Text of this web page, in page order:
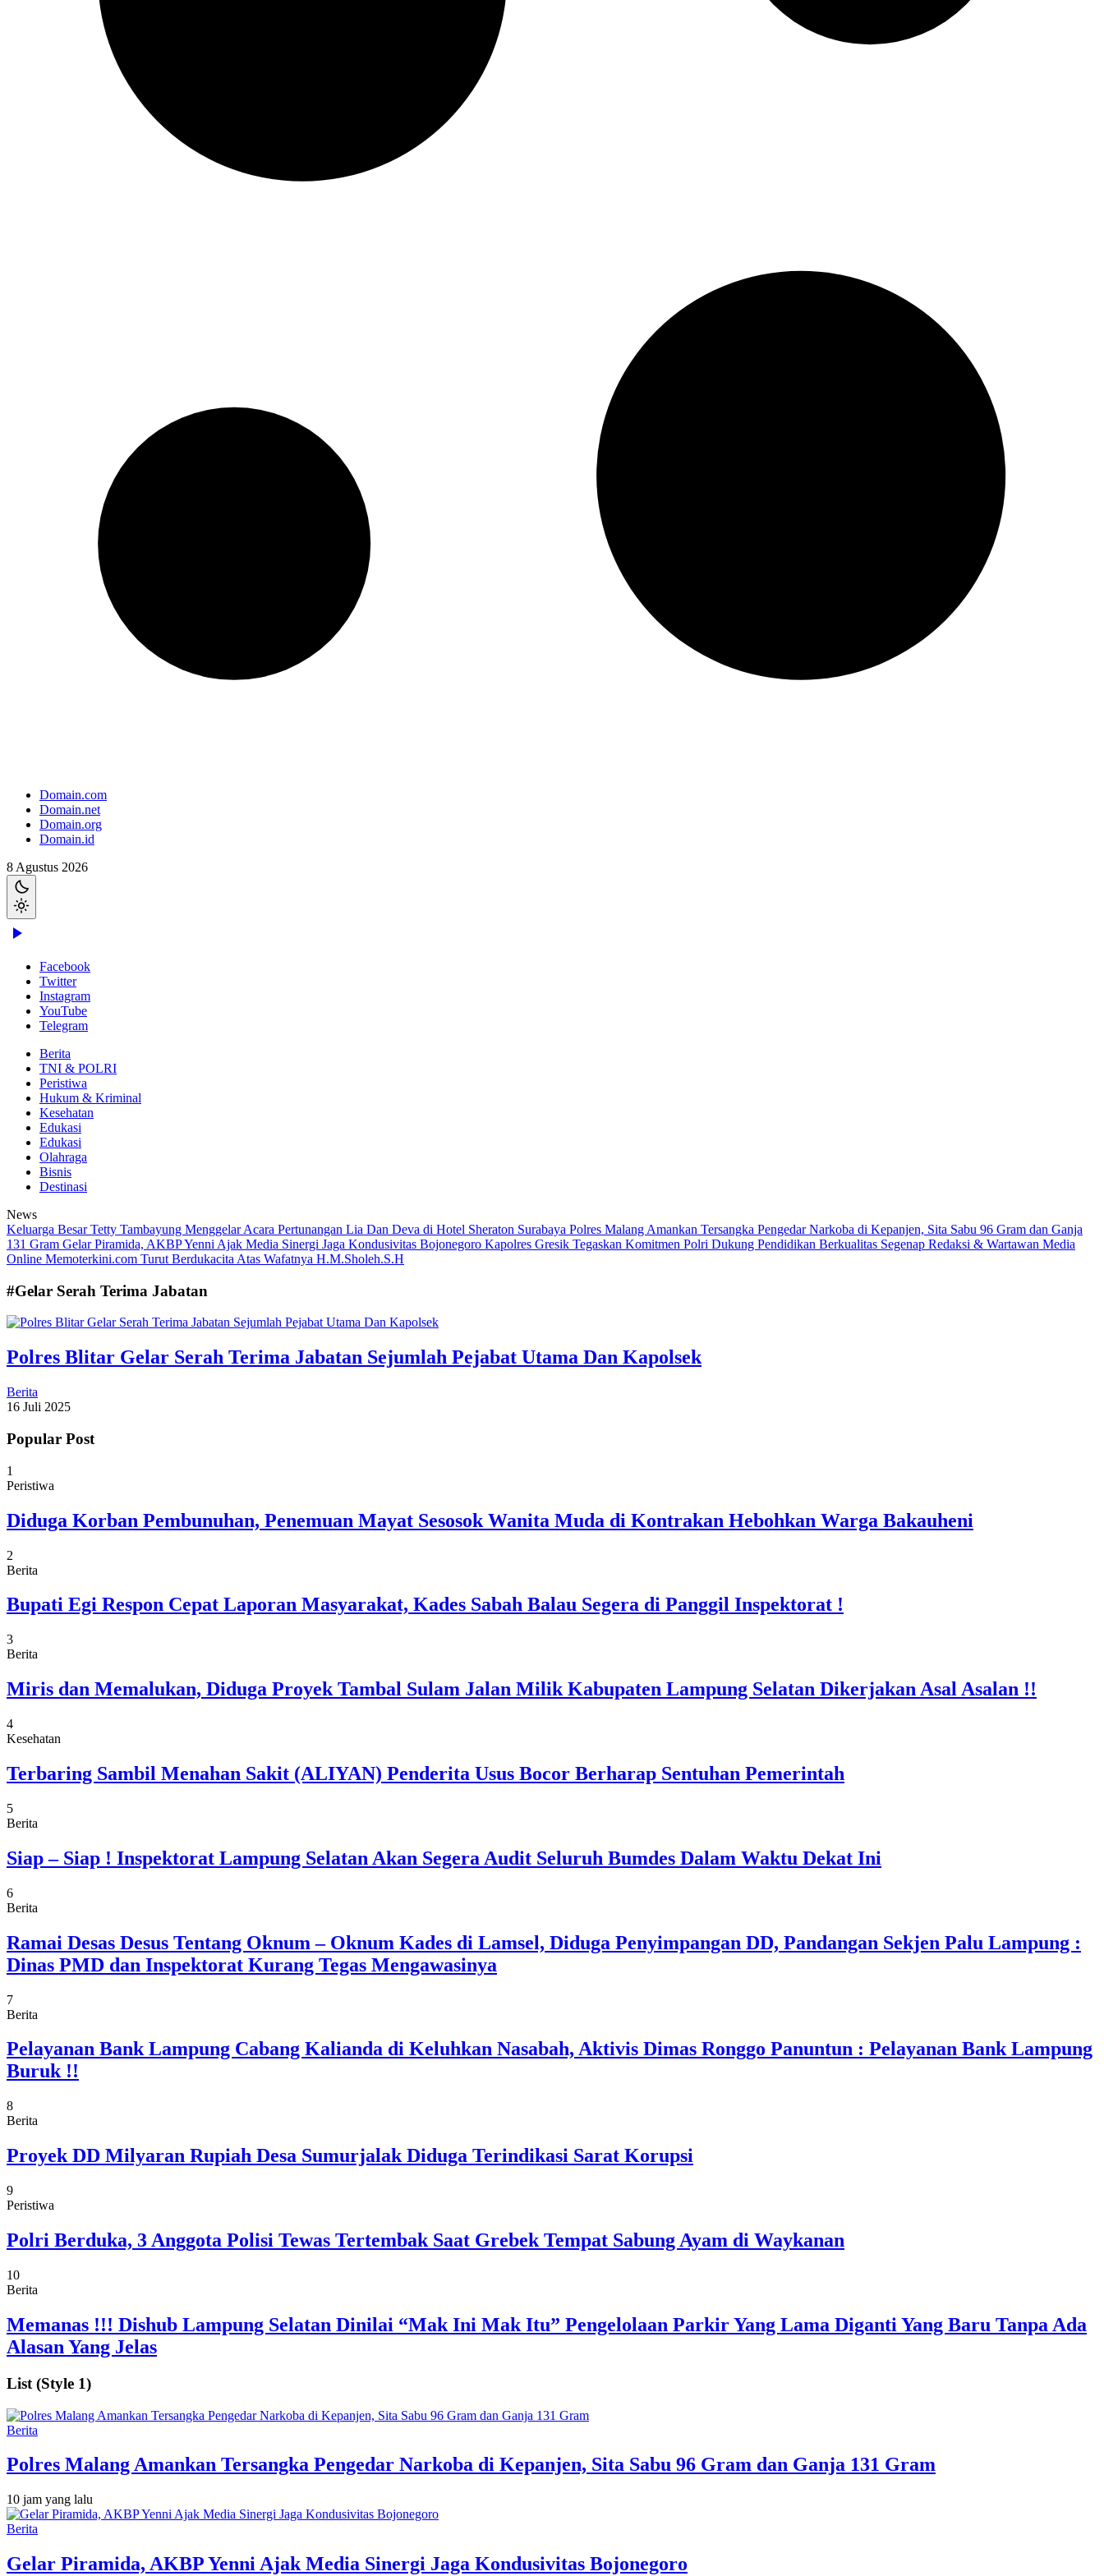
Domain.com
Domain.net
Domain.org
Domain.id
8 Agustus 2026
Facebook
Twitter
Instagram
YouTube
Telegram
Berita
TNI & POLRI
Peristiwa
Hukum & Kriminal
Kesehatan
Edukasi
Edukasi
Olahraga
Bisnis
Destinasi
News
Keluarga Besar Tetty Tambayung Menggelar Acara Pertunangan Lia Dan Deva di Hotel Sheraton Surabaya Polres Malang Amankan Tersangka Pengedar Narkoba di Kepanjen, Sita Sabu 96 Gram dan Ganja
131 Gram Gelar Piramida, AKBP Yenni Ajak Media Sinergi Jaga Kondusivitas Bojonegoro Kapolres Gresik Tegaskan Komitmen Polri Dukung Pendidikan Berkualitas Segenap Redaksi & Wartawan Media
Online Memoterkini.com Turut Berdukacita Atas Wafatnya H.M.Sholeh.S.H
#Gelar Serah Terima Jabatan
Polres Blitar Gelar Serah Terima Jabatan Sejumlah Pejabat Utama Dan Kapolsek
Berita
16 Juli 2025
Popular Post
1
Peristiwa
Diduga Korban Pembunuhan, Penemuan Mayat Sesosok Wanita Muda di Kontrakan Hebohkan Warga Bakauheni
2
Berita
Bupati Egi Respon Cepat Laporan Masyarakat, Kades Sabah Balau Segera di Panggil Inspektorat !
3
Berita
Miris dan Memalukan, Diduga Proyek Tambal Sulam Jalan Milik Kabupaten Lampung Selatan Dikerjakan Asal Asalan !!
4
Kesehatan
Terbaring Sambil Menahan Sakit (ALIYAN) Penderita Usus Bocor Berharap Sentuhan Pemerintah
5
Berita
Siap – Siap ! Inspektorat Lampung Selatan Akan Segera Audit Seluruh Bumdes Dalam Waktu Dekat Ini
6
Berita
Ramai Desas Desus Tentang Oknum – Oknum Kades di Lamsel, Diduga Penyimpangan DD, Pandangan Sekjen Palu Lampung :
Dinas PMD dan Inspektorat Kurang Tegas Mengawasinya
7
Berita
Pelayanan Bank Lampung Cabang Kalianda di Keluhkan Nasabah, Aktivis Dimas Ronggo Panuntun : Pelayanan Bank Lampung
Buruk !!
8
Berita
Proyek DD Milyaran Rupiah Desa Sumurjalak Diduga Terindikasi Sarat Korupsi
9
Peristiwa
Polri Berduka, 3 Anggota Polisi Tewas Tertembak Saat Grebek Tempat Sabung Ayam di Waykanan
10
Berita
Memanas !!! Dishub Lampung Selatan Dinilai “Mak Ini Mak Itu” Pengelolaan Parkir Yang Lama Diganti Yang Baru Tanpa Ada
Alasan Yang Jelas
List (Style 1)
Berita
Polres Malang Amankan Tersangka Pengedar Narkoba di Kepanjen, Sita Sabu 96 Gram dan Ganja 131 Gram
10 jam yang lalu
Berita
Gelar Piramida, AKBP Yenni Ajak Media Sinergi Jaga Kondusivitas Bojonegoro